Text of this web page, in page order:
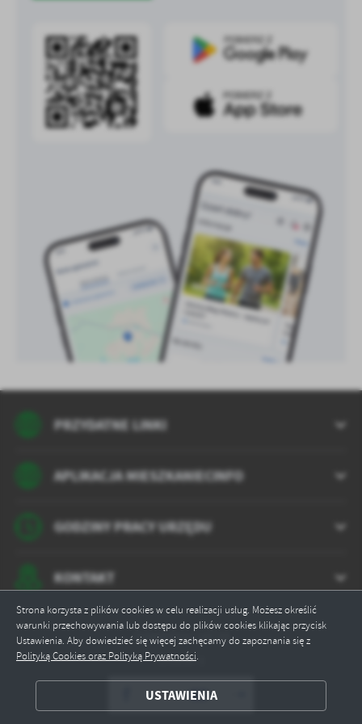
Strona korzysta z plików cookies w celu realizacji usług. Możesz określić
warunki przechowywania lub dostępu do plików cookies klikając przycisk
Ustawienia. Aby dowiedzieć się więcej zachęcamy do zapoznania się z
Polityką Cookies oraz Polityką Prywatności.
USTAWIENIA
społecznościowych.
ZAPISZ WYBRANE
PRZYDATNE LINKI
APLIKACJA MIESZKANIECINFO
GODZINY PRACY URZĘDU
KONTAKT
Odwiedzin: 14724
Online: 1